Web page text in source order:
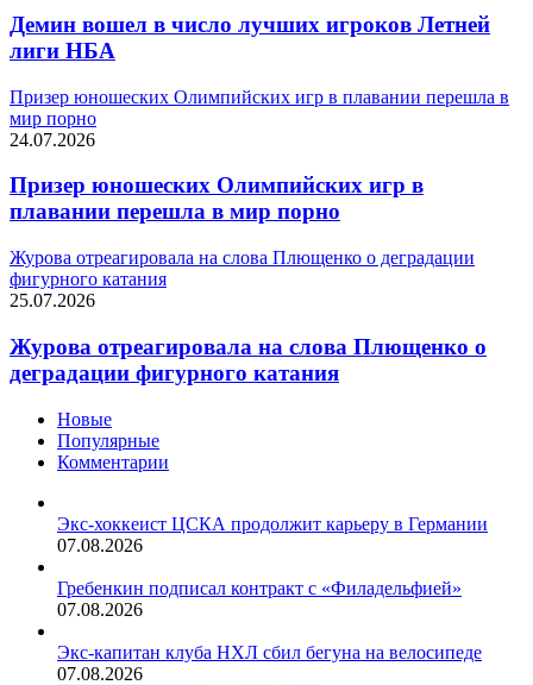
Демин вошел в число лучших игроков Летней
лиги НБА
Призер юношеских Олимпийских игр в плавании перешла в
мир порно
24.07.2026
Призер юношеских Олимпийских игр в
плавании перешла в мир порно
Журова отреагировала на слова Плющенко о деградации
фигурного катания
25.07.2026
Журова отреагировала на слова Плющенко о
деградации фигурного катания
Новые
Популярные
Комментарии
Экс-хоккеист ЦСКА продолжит карьеру в Германии
07.08.2026
Гребенкин подписал контракт с «Филадельфией»
07.08.2026
Экс-капитан клуба НХЛ сбил бегуна на велосипеде
07.08.2026